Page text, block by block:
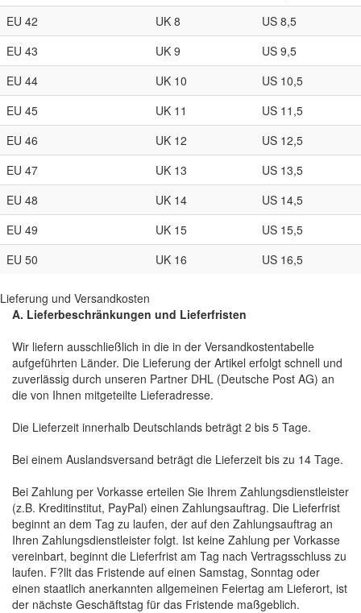
EU 42
UK 8
US 8,5
EU 43
UK 9
US 9,5
EU 44
UK 10
US 10,5
EU 45
UK 11
US 11,5
EU 46
UK 12
US 12,5
EU 47
UK 13
US 13,5
EU 48
UK 14
US 14,5
EU 49
UK 15
US 15,5
EU 50
UK 16 US 16,5
Lieferung und Versandkosten
A. Lieferbeschränkungen und Lieferfristen
Wir liefern ausschließlich in die in der Versandkostentabelle
aufgeführten Länder. Die Lieferung der Artikel erfolgt schnell und
zuverlässig durch unseren Partner DHL (Deutsche Post AG) an
die von Ihnen mitgeteilte Lieferadresse.
Die Lieferzeit innerhalb Deutschlands beträgt 2 bis 5 Tage.
Bei einem Auslandsversand beträgt die Lieferzeit bis zu 14 Tage.
Bei Zahlung per Vorkasse erteilen Sie Ihrem Zahlungsdienstleister
(z.B. Kreditinstitut, PayPal) einen Zahlungsauftrag. Die Lieferfrist
beginnt an dem Tag zu laufen, der auf den Zahlungsauftrag an
Ihren Zahlungsdienstleister folgt. Ist keine Zahlung per Vorkasse
vereinbart, beginnt die Lieferfrist am Tag nach Vertragsschluss zu
laufen. F?llt das Fristende auf einen Samstag, Sonntag oder
einen staatlich anerkannten allgemeinen Feiertag am Lieferort, ist
der nächste Geschäftstag für das Fristende maßgeblich.